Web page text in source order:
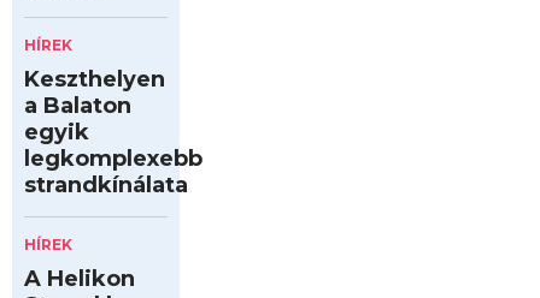
HÍREK
Keszthelyen
a Balaton
egyik
legkomplexebb
strandkínálata
HÍREK
A Helikon